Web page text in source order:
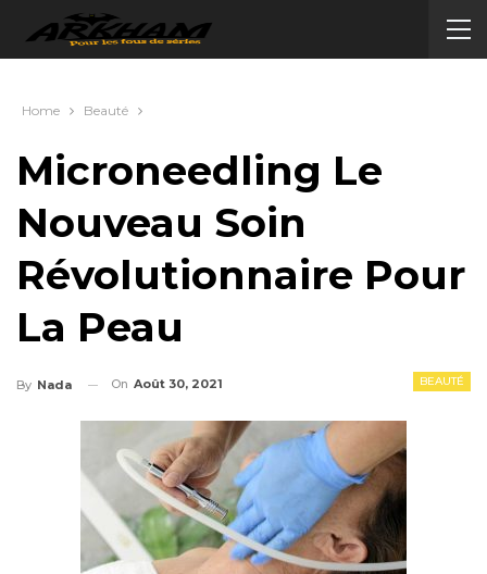
Home Beauté
Microneedling Le
Nouveau Soin
Révolutionnaire Pour
La Peau
BEAUTÉ
By Nada On Août 30, 2021